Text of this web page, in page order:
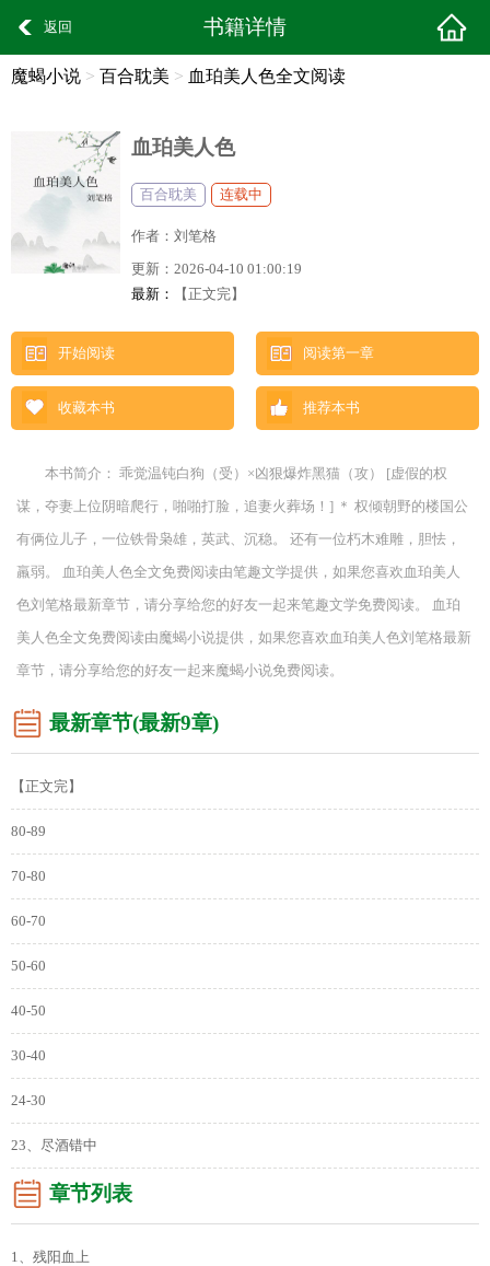
返回 书籍详情
魔蝎小说 > 百合耽美 > 血珀美人色全文阅读
血珀美人色
百合耽美 连载中
作者： 刘笔格
更新： 2026-04-10 01:00:19
最新：
【正文完】
开始阅读 阅读第一章
收藏本书 推荐本书
本书简介： 乖觉温钝白狗（受）×凶狠爆炸黑猫（攻） [虚假的权
谋，夺妻上位阴暗爬行，啪啪打脸，追妻火葬场！] ＊ 权倾朝野的楼国公
有俩位儿子，一位铁骨枭雄，英武、沉稳。 还有一位朽木难雕，胆怯，
羸弱。 血珀美人色全文免费阅读由笔趣文学提供，如果您喜欢血珀美人
色刘笔格最新章节，请分享给您的好友一起来笔趣文学免费阅读。 血珀
美人色全文免费阅读由魔蝎小说提供，如果您喜欢血珀美人色刘笔格最新
章节，请分享给您的好友一起来魔蝎小说免费阅读。
最新章节(最新9章)
【正文完】
80-89
70-80
60-70
50-60
40-50
30-40
24-30
23、尽酒错中
章节列表
1、残阳血上